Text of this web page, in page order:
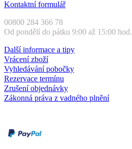
Kontaktní formulář
00800 284 366 78
Od pondělí do pátku 9:00 až 15:00 hod.
Další informace a tipy
Vrácení zboží
Vyhledávání pobočky
Rezervace termínu
Zrušení objednávky
Zákonná práva z vadného plnění